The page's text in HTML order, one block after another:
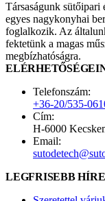
Társaságunk sütőipari
egyes nagykonyhai
foglalkozik. Az
fektetünk a magas
megbízhatóságra.
Telefonszám:
+36-20/535-
Cím:
H-6000
Email:
LEGFRISEBB